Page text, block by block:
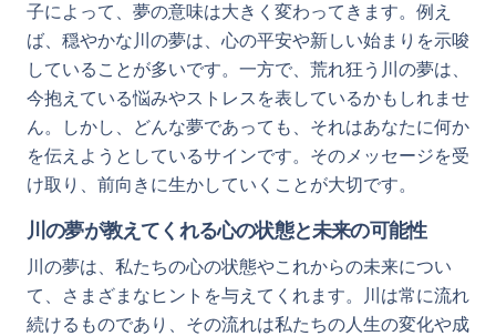
子によって、夢の意味は大きく変わってきます。例え
ば、穏やかな川の夢は、心の平安や新しい始まりを示唆
していることが多いです。一方で、荒れ狂う川の夢は、
今抱えている悩みやストレスを表しているかもしれませ
ん。しかし、どんな夢であっても、それはあなたに何か
を伝えようとしているサインです。そのメッセージを受
け取り、前向きに生かしていくことが大切です。
川の夢が教えてくれる心の状態と未来の可能性
川の夢は、私たちの心の状態やこれからの未来につい
て、さまざまなヒントを与えてくれます。川は常に流れ
続けるものであり、その流れは私たちの人生の変化や成